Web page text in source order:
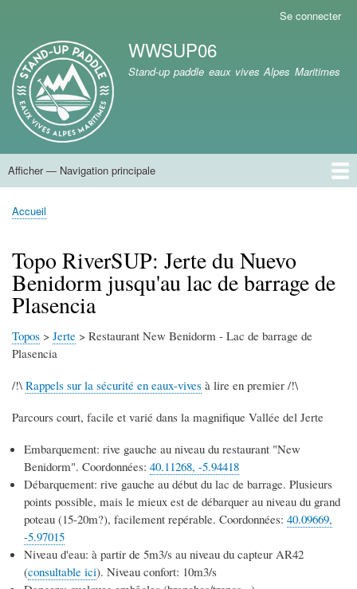
contenu
principal
compte
de
l'utilisateur
Se connecter
Marque du site
WWSUP06
Stand-up paddle eaux vives Alpes Maritimes
Navigation
Afficher — Navigation principale
Accueil
Fil
Accueil
Topo RiverSUP: Jerte du Nuevo
Benidorm jusqu'au lac de barrage de
Plasencia
Topos > Jerte > Restaurant New Benidorm - Lac de barrage de
Plasencia
/!\Rappels sur la sécurité en eaux-vives à lire en premier /!\
Parcours court, facile et varié dans la magnifique Vallée del Jerte
Embarquement: rive gauche au niveau du restaurant "New
Benidorm". Coordonnées: 40.11268, -5.94418
Débarquement: rive gauche au début du lac de barrage. Plusieurs
points possible, mais le mieux est de débarquer au niveau du grand
poteau (15-20m?), facilement repérable. Coordonnées: 40.09669,
-5.97015
Niveau d'eau: à partir de 5m3/s au niveau du capteur AR42
(consultable ici). Niveau confort: 10m3/s